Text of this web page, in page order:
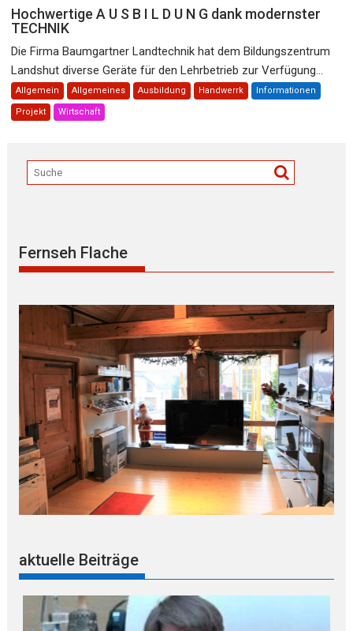
Hochwertige A U S B I L D U N G dank modernster
TECHNIK
Die Firma Baumgartner Landtechnik hat dem Bildungszentrum
Landshut diverse Geräte für den Lehrbetrieb zur Verfügung...
Allgemein Allgemeines Ausbildung Handwerrk Informationen
Projekt Wirtschaft
Fernseh Flache
aktuelle Beiträge